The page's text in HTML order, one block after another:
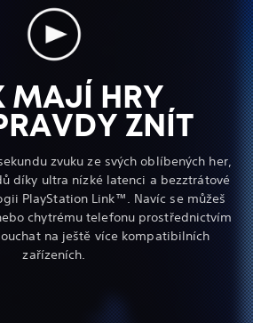
MAJÍ HRY
ZNÍT
zvuku ze svých oblíbených her,
díky ultra nízké latenci a bezztrátové
PlayStation Link™. Navíc se můžeš
chytrému telefonu prostřednictvím
na ještě více kompatibilních
zařízeních.